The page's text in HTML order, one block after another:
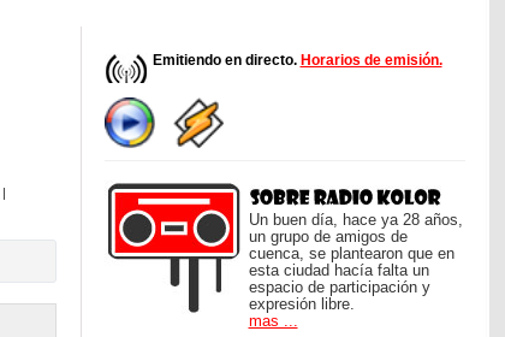
|
Emitiendo en directo. Horarios de emisión.
Un buen día, hace ya 28 años,
un grupo de amigos de
cuenca, se plantearon que en
esta ciudad hacía falta un
espacio de participación y
expresión libre.
mas ...